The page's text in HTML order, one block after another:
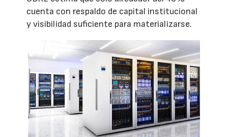
cuenta con respaldo de capital institucional
y visibilidad suficiente para materializarse.